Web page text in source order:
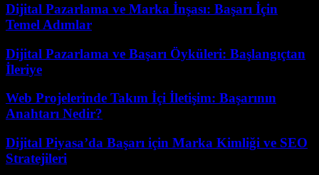
Dijital Pazarlama ve Marka İnşası: Başarı İçin
Temel Adımlar
Dijital Pazarlama ve Başarı Öyküleri: Başlangıçtan
İleriye
Web Projelerinde Takım İçi İletişim: Başarının
Anahtarı Nedir?
Dijital Piyasa’da Başarı için Marka Kimliği ve SEO
Stratejileri